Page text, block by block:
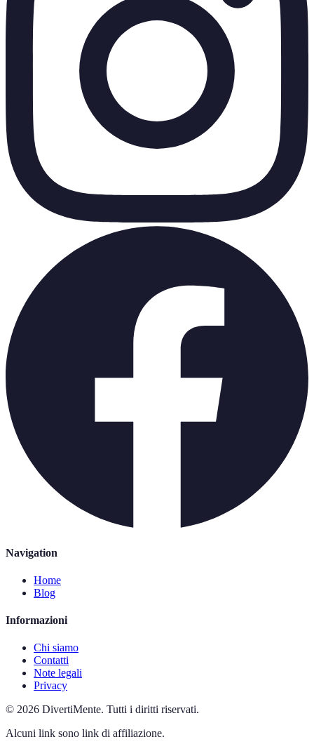
Navigation
Home
Blog
Informazioni
Chi siamo
Contatti
Note legali
Privacy
© 2026 DivertiMente. Tutti i diritti riservati.
Alcuni link sono link di affiliazione.